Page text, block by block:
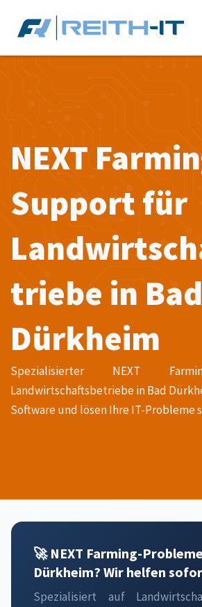
NEXT
Support für
triebe in Bad
Dürkheim
Spezialisierter NEXT
Landwirtschaftsbetriebe in Bad
Software und lösen Ihre IT-Probleme
🚀 NEXT Farming-
Dürkheim? Wir helfen
Spezialisiert auf